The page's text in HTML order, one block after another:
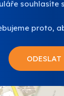
souhlasíte
proto,